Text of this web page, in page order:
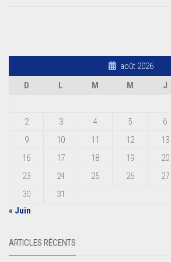
août 2026
D
L M M J
2
3 4 5 6
9
10 11 12 13
16
17 18 19 20
23
24 25 26 27
30
31
« Juin
ARTICLES RÉCENTS